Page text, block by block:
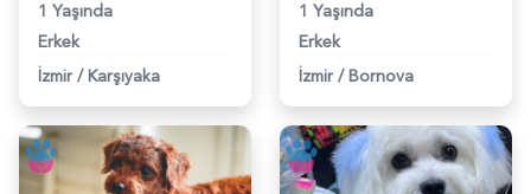
1 Yaşında
Erkek
İzmir / Karşıyaka
1 Yaşında
Erkek
İzmir / Bornova